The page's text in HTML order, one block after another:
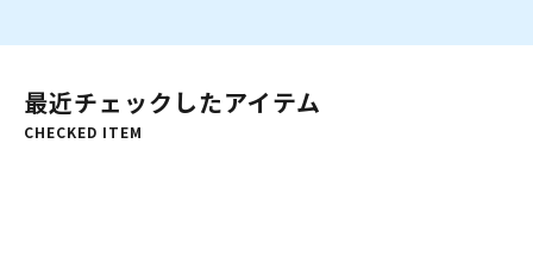
最近チェックしたアイテム
CHECKED ITEM